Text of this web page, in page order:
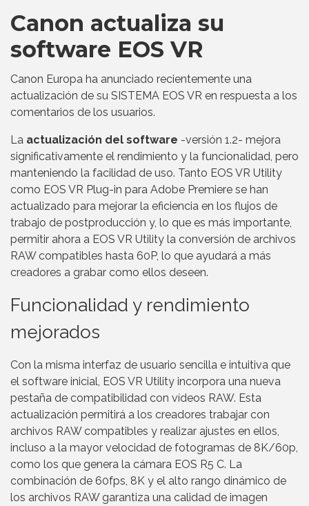
Canon actualiza su
software EOS VR
Canon Europa ha anunciado recientemente una
actualización de su SISTEMA EOS VR en respuesta a los
comentarios de los usuarios.
La actualización del software -versión 1.2- mejora
significativamente el rendimiento y la funcionalidad, pero
manteniendo la facilidad de uso. Tanto EOS VR Utility
como EOS VR Plug-in para Adobe Premiere se han
actualizado para mejorar la eficiencia en los flujos de
trabajo de postproducción y, lo que es más importante,
permitir ahora a EOS VR Utility la conversión de archivos
RAW compatibles hasta 60P, lo que ayudará a más
creadores a grabar como ellos deseen.
Funcionalidad y rendimiento
mejorados
Con la misma interfaz de usuario sencilla e intuitiva que
el software inicial, EOS VR Utility incorpora una nueva
pestaña de compatibilidad con vídeos RAW. Esta
actualización permitirá a los creadores trabajar con
archivos RAW compatibles y realizar ajustes en ellos,
incluso a la mayor velocidad de fotogramas de 8K/60p,
como los que genera la cámara EOS R5 C. La
combinación de 60fps, 8K y el alto rango dinámico de
los archivos RAW garantiza una calidad de imagen